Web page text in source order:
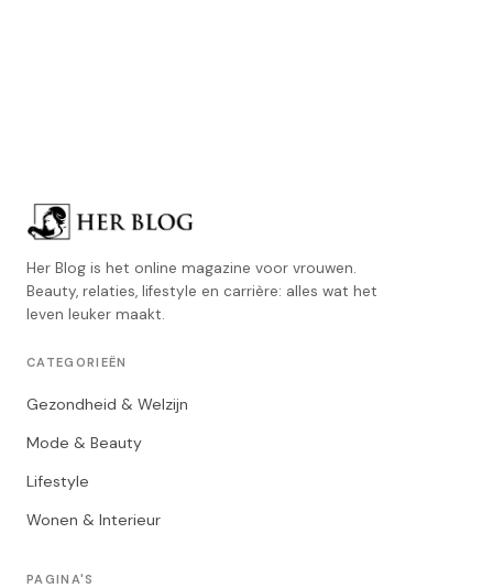
Her Blog is het online magazine voor vrouwen.
Beauty, relaties, lifestyle en carrière: alles wat het
leven leuker maakt.
CATEGORIEËN
Gezondheid & Welzijn
Mode & Beauty
Lifestyle
Wonen & Interieur
PAGINA'S